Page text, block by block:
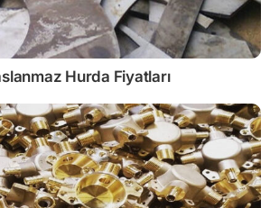
Hurda Fiyatları